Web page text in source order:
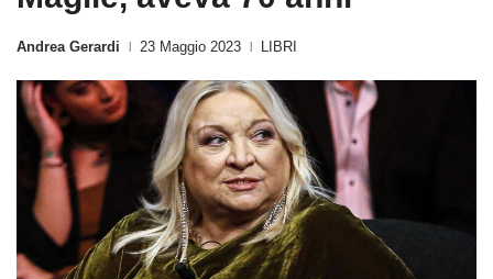
Andrea Gerardi 23 Maggio 2023 LIBRI